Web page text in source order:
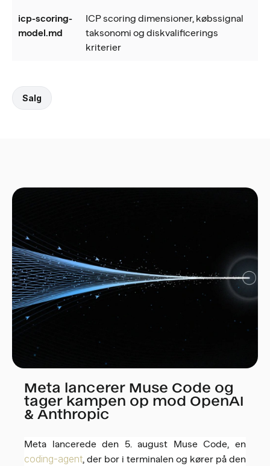
icp-scoring-
model.md
ICP scoring dimensioner, købssignal
taksonomi og diskvalificerings
kriterier
Salg
Meta lancerer Muse Code og
tager kampen op mod OpenAI
& Anthropic
Meta lancerede den 5. august Muse Code, en
coding-agent, der bor i terminalen og kører på den